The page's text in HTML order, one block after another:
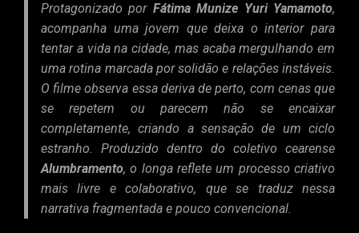
Protagonizado por Fátima Munize Yuri Yamamoto,
acompanha uma jovem que deixa o interior para
tentar a vida na cidade, mas acaba mergulhando em
uma rotina marcada por solidão e relações instáveis.
O filme observa essa deriva de perto, com cenas que
se repetem ou parecem não se encaixar
completamente, criando a sensação de um ciclo
estranho. Produzido dentro do coletivo cearense
Alumbramento, o longa reflete um processo criativo
mais livre e colaborativo, que se traduz nessa
narrativa fragmentada e pouco convencional.